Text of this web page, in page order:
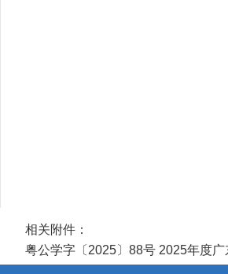
相关附件：
粤公学字〔2025〕88号 2025年度